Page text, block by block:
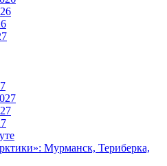
Мурманск, Териберка,